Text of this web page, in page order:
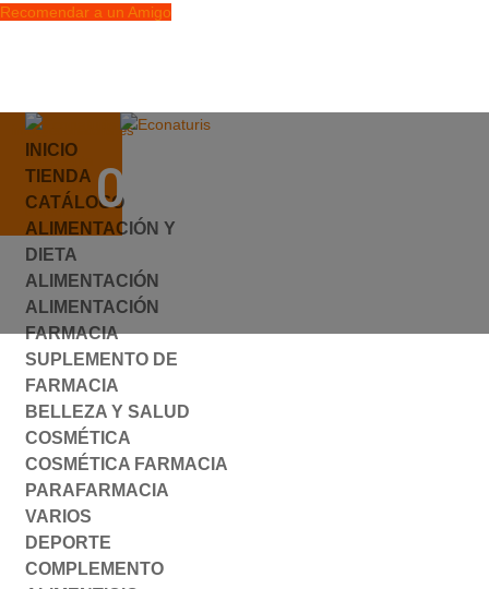
Recomendar a un Amigo
info@econaturis.es
Mi cuenta
Checkout
0 elementos
INICIO
TIENDA
CATÁLOGO
ALIMENTACIÓN Y
DIETA
ALIMENTACIÓN
ALIMENTACIÓN
FARMACIA
SUPLEMENTO DE
FARMACIA
BELLEZA Y SALUD
COSMÉTICA
COSMÉTICA FARMACIA
PARAFARMACIA
VARIOS
DEPORTE
COMPLEMENTO
047617.JPG